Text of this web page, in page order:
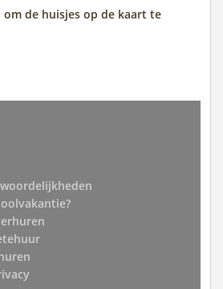
om de huisjes op de kaart te